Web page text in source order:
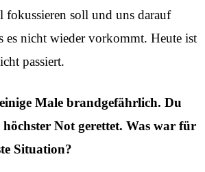
fokussieren soll und uns darauf
es nicht wieder vorkommt. Heute ist
passiert.
Male brandgefährlich. Du
Not gerettet. Was war für
Situation?